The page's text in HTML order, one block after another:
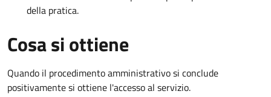
della pratica.
Cosa si ottiene
Quando il procedimento amministrativo si conclude
positivamente si ottiene l'accesso al servizio.